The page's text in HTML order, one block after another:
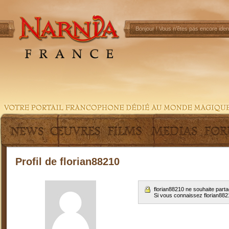
Bonjour !Vous n'êtes pas encore
Profil de florian88210
florian88210 ne souhaite
Si vous connaissez